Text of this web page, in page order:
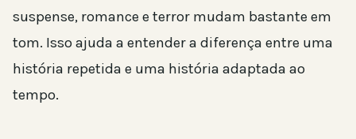
suspense, romance e terror mudam bastante em
tom. Isso ajuda a entender a diferença entre uma
história repetida e uma história adaptada ao
tempo.